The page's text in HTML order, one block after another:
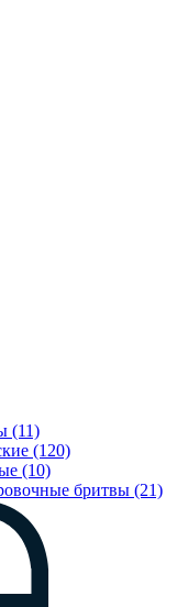
(11)
(120)
(10)
бритвы (21)